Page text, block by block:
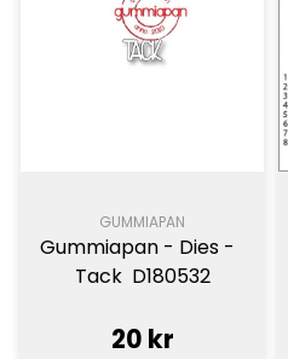
GUMMIAPAN
Gummiapan - Dies -
Tack  D180532
20 kr